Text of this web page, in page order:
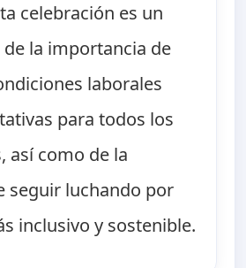
celebración es un
la importancia de
laborales
para todos los
así como de la
seguir luchando por
inclusivo y sostenible.